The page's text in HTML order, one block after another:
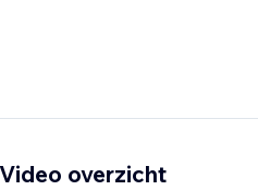
overzicht